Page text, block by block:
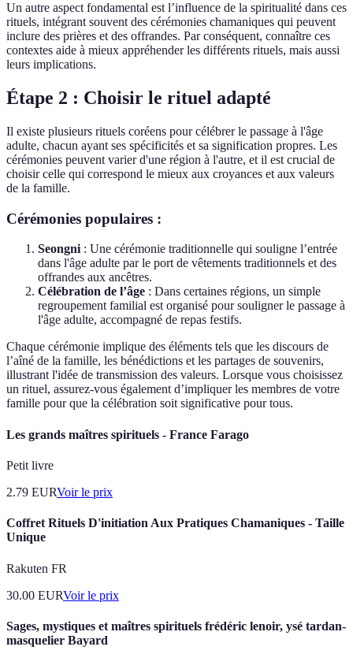
Un autre aspect fondamental est l’influence de la spiritualité dans ces
rituels, intégrant souvent des cérémonies chamaniques qui peuvent
inclure des prières et des offrandes. Par conséquent, connaître ces
contextes aide à mieux appréhender les différents rituels, mais aussi
leurs implications.
Étape 2 : Choisir le rituel adapté
Il existe plusieurs rituels coréens pour célébrer le passage à l'âge
adulte, chacun ayant ses spécificités et sa signification propres. Les
cérémonies peuvent varier d'une région à l'autre, et il est crucial de
choisir celle qui correspond le mieux aux croyances et aux valeurs
de la famille.
Cérémonies populaires :
Seongni: Une cérémonie traditionnelle qui souligne l’entrée
dans l'âge adulte par le port de vêtements traditionnels et des
offrandes aux ancêtres.
Célébration de l’âge : Dans certaines régions, un simple
regroupement familial est organisé pour souligner le passage à
l'âge adulte, accompagné de repas festifs.
Chaque cérémonie implique des éléments tels que les discours de
l’aîné de la famille, les bénédictions et les partages de souvenirs,
illustrant l'idée de transmission des valeurs. Lorsque vous choisissez
un rituel, assurez-vous également d’impliquer les membres de votre
famille pour que la célébration soit significative pour tous.
Les grands maîtres spirituels - France Farago
Petit livre
2.79 EURVoir le prix
Coffret Rituels D'initiation Aux Pratiques Chamaniques - Taille
Unique
Rakuten FR
30.00 EURVoir le prix
Sages, mystiques et maîtres spirituels frédéric lenoir, ysé tardan-
masquelier Bayard